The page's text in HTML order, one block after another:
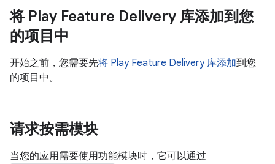
将 Play Feature Delivery 库添加到您
的项目中
开始之前，您需要先将 Play Feature Delivery 库添加到您
的项目中。
请求按需模块
当您的应用需要使用功能模块时，它可以通过